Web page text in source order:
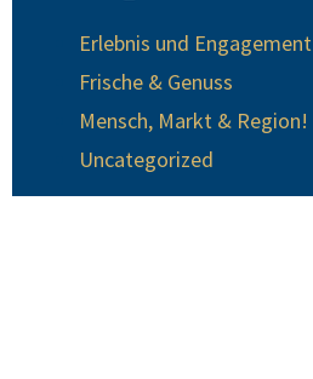
Erlebnis und Engagement
Frische & Genuss
Mensch, Markt & Region!
Uncategorized